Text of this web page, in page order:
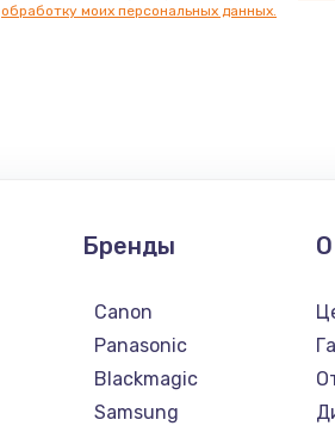
обработку моих персональных данных.
Бренды
Canon
Panasonic
Blackmagic
Samsung